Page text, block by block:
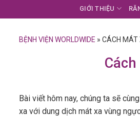
GIỚI THIỆU
BỆNH VIỆN WORLDWIDE » CÁCH MÁT
Bài viết hôm nay, chúng ta sẽ
xa với dung dịch mát xa vùng